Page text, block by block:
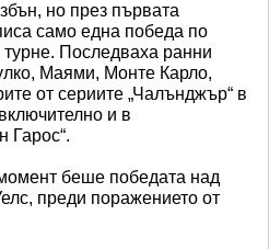
но през първата
само една победа по
Последваха ранни
Маями, Монте Карло,
от сериите „Чалънджър“ в
и в
Гарос“.
беше победата над
преди поражението от